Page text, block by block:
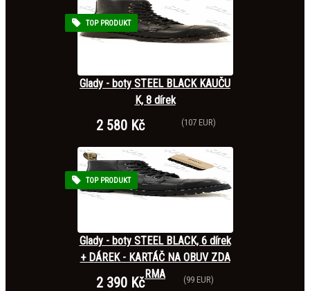
Glady - boty STEEL BLACK KAUČU
K, 8 dírek
2 580 Kč (107 EUR)
TOP PRODUKT
Glady - boty STEEL BLACK, 6 dírek
+ DÁREK - KARTÁČ NA OBUV ZDA
RMA
2 390 Kč (99 EUR)
TOP PRODUKT